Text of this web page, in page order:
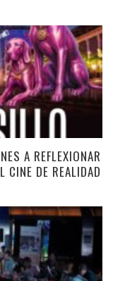
A REFLEXIONAR
CINE DE REALIDAD